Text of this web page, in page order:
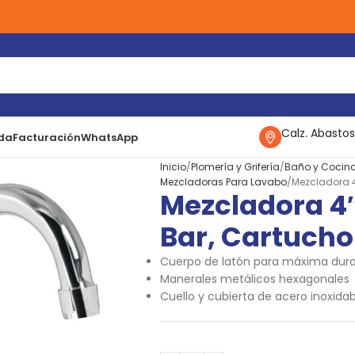
FacturaciónWhatsApp Calz.
Inicio Plomería y Grifería Baño y
Mezcladoras Para Lavabo Mezcladora
Mezcladora
Bar,
Cuerpo de latón para máxima
Manerales metálicos hexagonales
Cuello y cubierta de acero